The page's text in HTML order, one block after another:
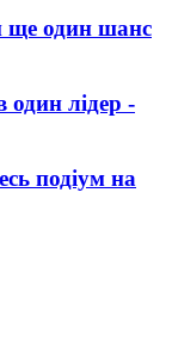
ще один шанс
один лідер -
подіум на